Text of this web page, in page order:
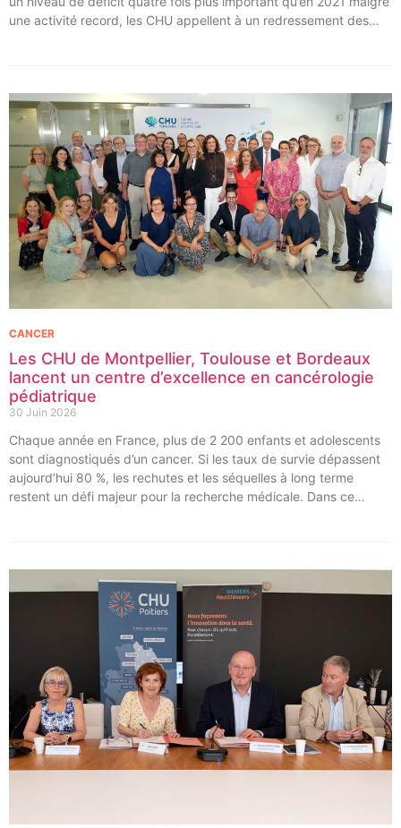
une activité record, les CHU appellent à un redressement des
Les CHU de Montpellier, Toulouse et Bordeaux
lancent un centre d’excellence en cancérologie
pédiatrique
30 Juin 2026
CANCER
Chaque année en France, plus de 2 200 enfants et adolescents
sont diagnostiqués d’un cancer. Si les taux de survie dépassent
aujourd’hui 80 %, les rechutes et les séquelles à long terme
restent un défi majeur pour la recherche médicale. Dans ce
cancers pédiatriques.